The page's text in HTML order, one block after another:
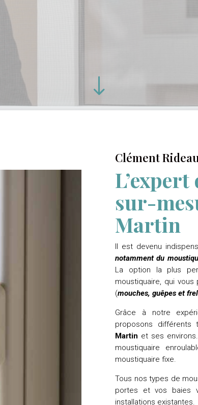
"
Clément
sur-
Martin
Il est devenu
notamment du
La option la plus
moustiquaire, qui
(mouches, guêpes et
Grâce à notre
proposons différents
Martin et ses
moustiquaire
moustiquaire fixe.
Tous nos types de
portes et vos baies
installations existantes.